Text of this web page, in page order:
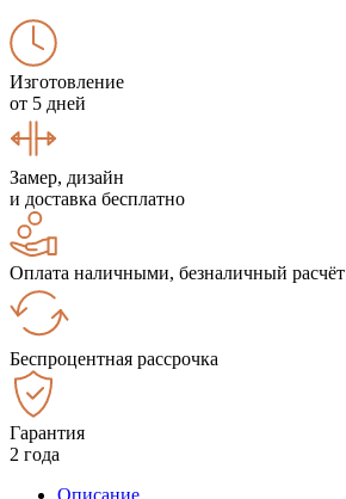
Изготовление
от 5 дней
Замер, дизайн
и доставка бесплатно
Оплата наличными, безналичный расчёт
Беспроцентная рассрочка
Гарантия
2 года
Описание